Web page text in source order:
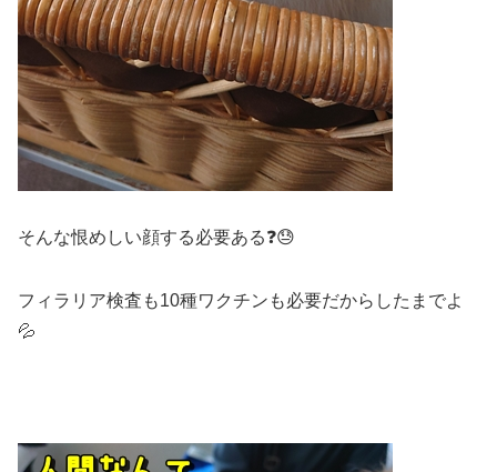
そんな恨めしい顔する必要ある❓😓
フィラリア検査も10種ワクチンも必要だからしたまでよ
💦